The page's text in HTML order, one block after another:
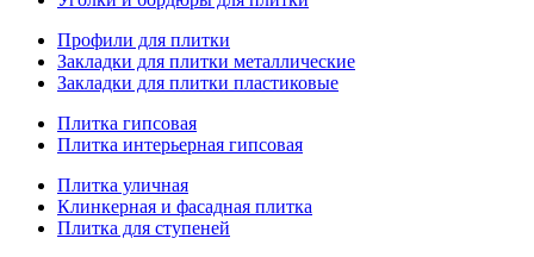
Профили для плитки
Закладки для плитки металлические
Закладки для плитки пластиковые
Плитка гипсовая
Плитка интерьерная гипсовая
Плитка уличная
Клинкерная и фасадная плитка
Плитка для ступеней